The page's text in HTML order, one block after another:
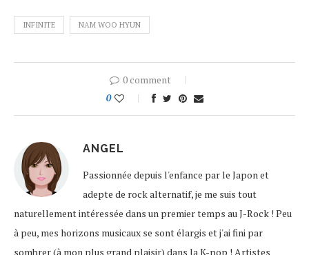
INFINITE NAM WOO HYUN
0 comment
0
ANGEL
Passionnée depuis l'enfance par le Japon et
adepte de rock alternatif, je me suis tout
naturellement intéressée dans un premier temps au J-Rock ! Peu
à peu, mes horizons musicaux se sont élargis et j'ai fini par
sombrer (à mon plus grand plaisir) dans la K-pop ! Artistes